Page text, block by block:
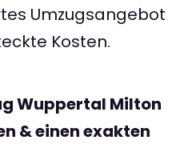
Umzugsangebot
Kosten.
Wuppertal Milton
& einen exakten